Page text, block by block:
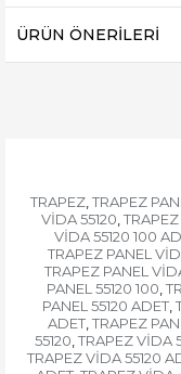
ÜRÜN ÖNERILERI
TRAPEZ, TRAPEZ
VİDA 55120,
VİDA 55120 100
TRAPEZ PANEL
TRAPEZ PANEL
PANEL 55120 100,
PANEL 55120 ADET,
ADET, TRAPEZ
55120, TRAPEZ VİDA
TRAPEZ VİDA 55120